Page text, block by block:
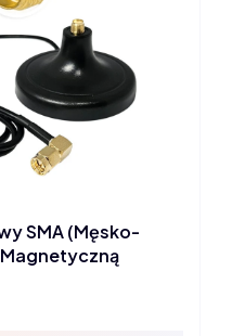
SMA (Męsko-